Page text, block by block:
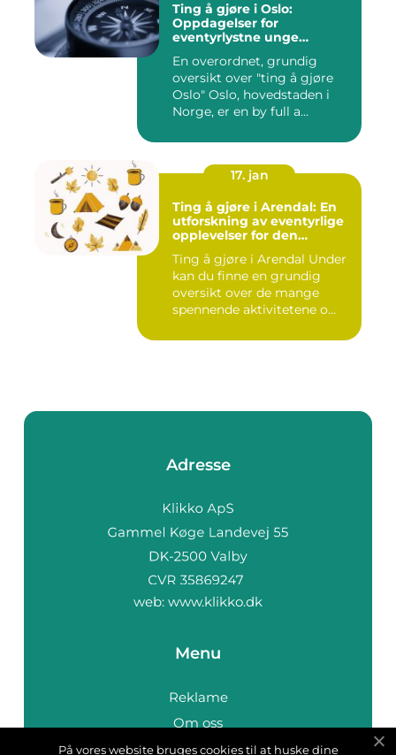
Ting å gjøre i Oslo:
Oppdagelser for
eventyrlystne unge
En overordnet, grundig
oversikt over "ting å gjøre
Oslo" Oslo, hovedstaden i
Norge, er en by full a...
17. jan
Ting å gjøre i Arendal: En
utforskning av eventyrlige
opplevelser for den
Ting å gjøre i Arendal Under
kan du finne en grundig
oversikt over de mange
spennende aktivitetene o...
Adresse
web: www.klikko.dk
Menu
Reklame
Om oss
Cookies
På vores website bruges cookies til at huske dine